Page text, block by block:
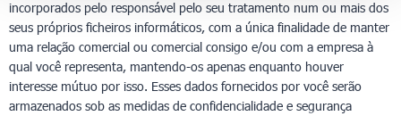
incorporados pelo responsável pelo seu tratamento num ou mais dos
seus próprios ficheiros informáticos, com a única finalidade de manter
uma relação comercial ou comercial consigo e/ou com a empresa à
qual você representa, mantendo-os apenas enquanto houver
interesse mútuo por isso. Esses dados fornecidos por você serão
armazenados sob as medidas de confidencialidade e segurança